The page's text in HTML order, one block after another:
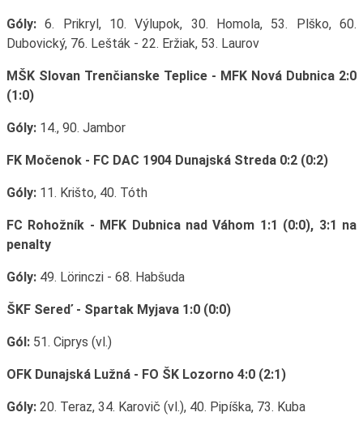
Góly:6. Prikryl, 10. Výlupok, 30. Homola, 53. Plško, 60.
Dubovický, 76. Lešták - 22. Eržiak, 53. Laurov
MŠK Slovan Trenčianske Teplice - MFK Nová Dubnica 2:0
(1:0)
Góly:14., 90. Jambor
FK Močenok - FC DAC 1904 Dunajská Streda 0:2 (0:2)
Góly:11. Krišto, 40. Tóth
FC Rohožník - MFK Dubnica nad Váhom 1:1 (0:0), 3:1 na
penalty
Góly:49. Lörinczi - 68. Habšuda
ŠKF Sereď - Spartak Myjava 1:0 (0:0)
Gól:51. Ciprys (vl.)
OFK Dunajská Lužná - FO ŠK Lozorno 4:0 (2:1)
Góly:20. Teraz, 34. Karovič (vl.), 40. Pipíška, 73. Kuba